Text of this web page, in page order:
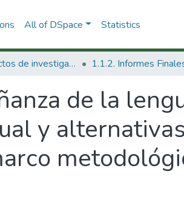
All of DSpace Statistics
1.1 Productos de investigación 1.1.2. Informes
de la
y